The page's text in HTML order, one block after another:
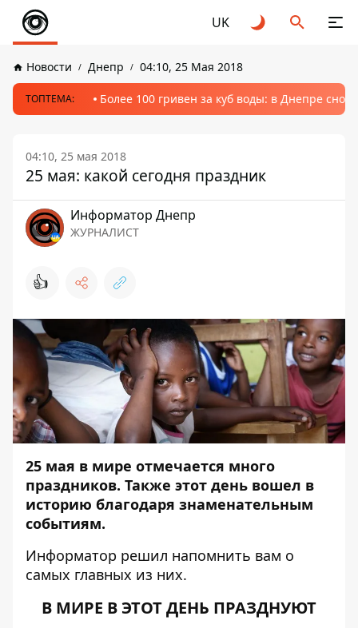
UK
Новости Днепр 04:10, 25 Мая 2018
ТОПТЕМА: Более 100 гривен за куб воды: в Днепре
04:10, 25 мая 2018
25 мая: какой сегодня праздник
Информатор Днепр
ЖУРНАЛИСТ
👍
25 мая в мире отмечается много
праздников. Также этот день вошел в
историю благодаря знаменательным
событиям.
Информатор решил напомнить вам о
самых главных из них.
В МИРЕ В ЭТОТ ДЕНЬ ПРАЗДНУЮТ